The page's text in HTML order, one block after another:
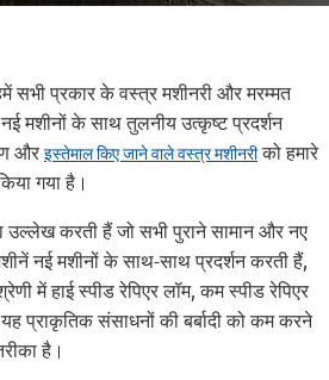
सभी प्रकार के वस्त्र मशीनरी और मरम्मत
मशीनों के साथ तुलनीय उत्कृष्ट प्रदर्शन
और इस्तेमाल किए जाने वाले वस्त्र मशीनरीको हमारे
गया है।
उल्लेख करती हैं जो सभी पुराने सामान और नए
नई मशीनों के साथ-साथ प्रदर्शन करती हैं,
में हाई स्पीड रेपिएर लॉम, कम स्पीड रेपिएर
प्राकृतिक संसाधनों की बर्बादी को कम करने
है।